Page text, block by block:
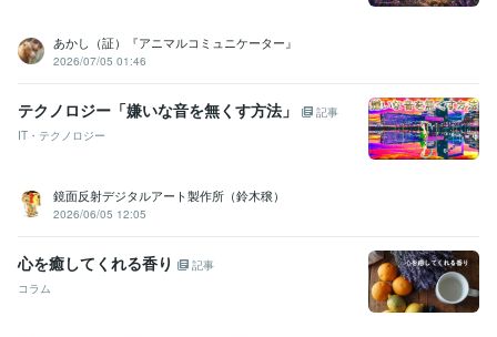
あかし（証）『アニマルコミュニケーター』
2026/07/05 01:46
テクノロジー「嫌いな音を無くす方法」
記事
IT・テクノロジー
鏡面反射デジタルアート製作所（鈴木穣）
2026/06/05 12:05
心を癒してくれる香り
記事
コラム